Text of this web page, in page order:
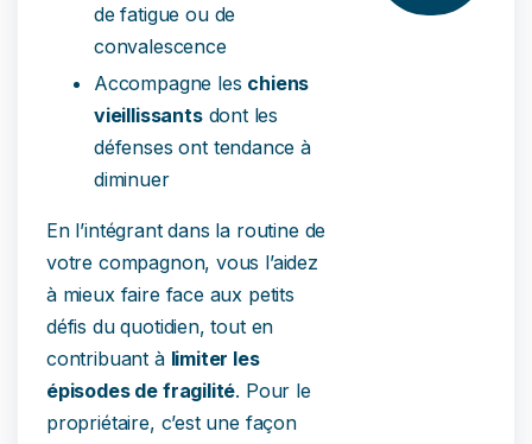
de fatigue ou de
convalescence
Accompagne les chiens
vieillissantsdont les
défenses ont tendance à
diminuer
En l’intégrant dans la routine de
votre compagnon, vous l’aidez
à mieux faire face aux petits
défis du quotidien, tout en
contribuant à limiter les
épisodes de fragilité. Pour le
propriétaire, c’est une façon